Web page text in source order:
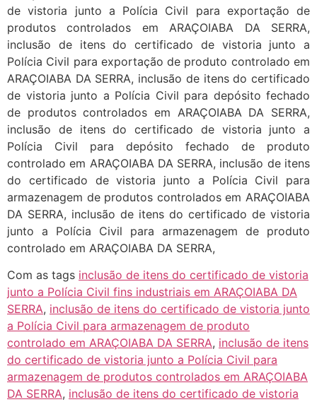
Com as tags inclusão de itens do certificado de vistoria
junto a Polícia Civil fins industriais em ARAÇOIABA DA
SERRA, inclusão de itens do certificado de vistoria junto
a Polícia Civil para armazenagem de produto
controlado em ARAÇOIABA DA SERRA, inclusão de itens
do certificado de vistoria junto a Polícia Civil para
armazenagem de produtos controlados em ARAÇOIABA
DA SERRA, inclusão de itens do certificado de vistoria